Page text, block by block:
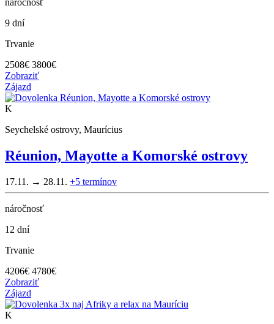
náročnosť
9 dní
Trvanie
2508€ 3800€
Zobraziť
Zájazd
K
Seychelské ostrovy, Maurícius
Réunion, Mayotte a Komorské ostrovy
17.11. → 28.11. +5 termínov
náročnosť
12 dní
Trvanie
4206€ 4780€
Zobraziť
Zájazd
K